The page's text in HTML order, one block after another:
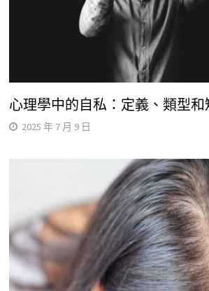
心理學中的自私：定義、類型和
2025 年 7 月 9 日